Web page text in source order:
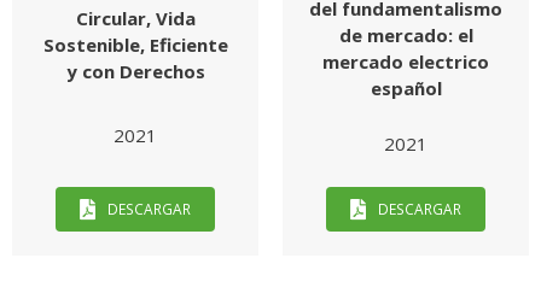
Circular, Vida
Sostenible, Eficiente
y con Derechos
2021
DESCARGAR
del fundamentalismo
de mercado: el
mercado electrico
español
2021
DESCARGAR